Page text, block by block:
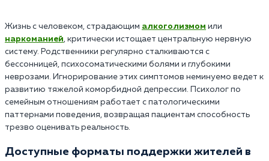
Жизнь с человеком, страдающим алкоголизмом или
наркоманией, критически истощает центральную нервную
систему. Родственники регулярно сталкиваются с
бессонницей, психосоматическими болями и глубокими
неврозами. Игнорирование этих симптомов неминуемо ведет к
развитию тяжелой коморбидной депрессии. Психолог по
семейным отношениям работает с патологическими
паттернами поведения, возвращая пациентам способность
трезво оценивать реальность.
Доступные форматы поддержки жителей в